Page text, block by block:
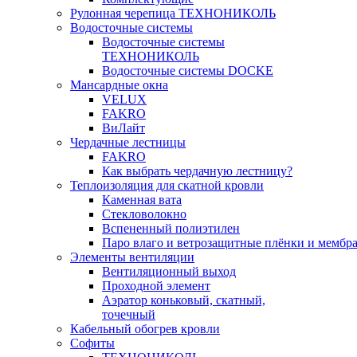
Рулонная черепица ТЕХНОНИКОЛЬ
Водосточные системы
Водосточные системы
ТЕХНОНИКОЛЬ
Водосточные системы DOCKE
Мансардные окна
VELUX
FAKRO
ВиЛайт
Чердачные лестницы
FAKRO
Как выбрать чердачную лестницу?
Теплоизоляция для скатной кровли
Каменная вата
Стекловолокно
Вспененный полиэтилен
Паро влаго и ветрозащитные плёнки и
Элементы вентиляции
Вентиляционный выход
Проходной элемент
Аэратор коньковый, скатный,
точечный
Кабельный обогрев кровли
Софиты